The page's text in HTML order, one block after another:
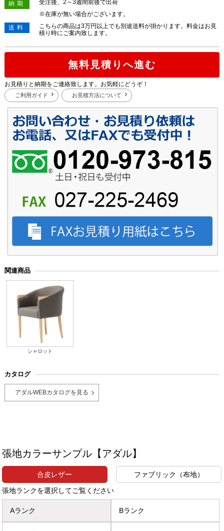
納期
受注後、2～3週間前後で出荷
※在庫が無い場合がございます。
送料
こちらの商品は3万円以上でも別途送料が掛かります。料金はお見
積り時にご案内致します。
無料見積りへ進む
お見積りと納期をご連絡致します。お気軽にどうぞ！
ご利用ガイド お見積方法について
関連商品
シャロット
カタログ
アダルWEBカタログを見る